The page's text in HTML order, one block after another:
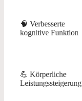
🧠 Verbesserte
kognitive Funktion
💪 Körperliche
Leistungssteigerung